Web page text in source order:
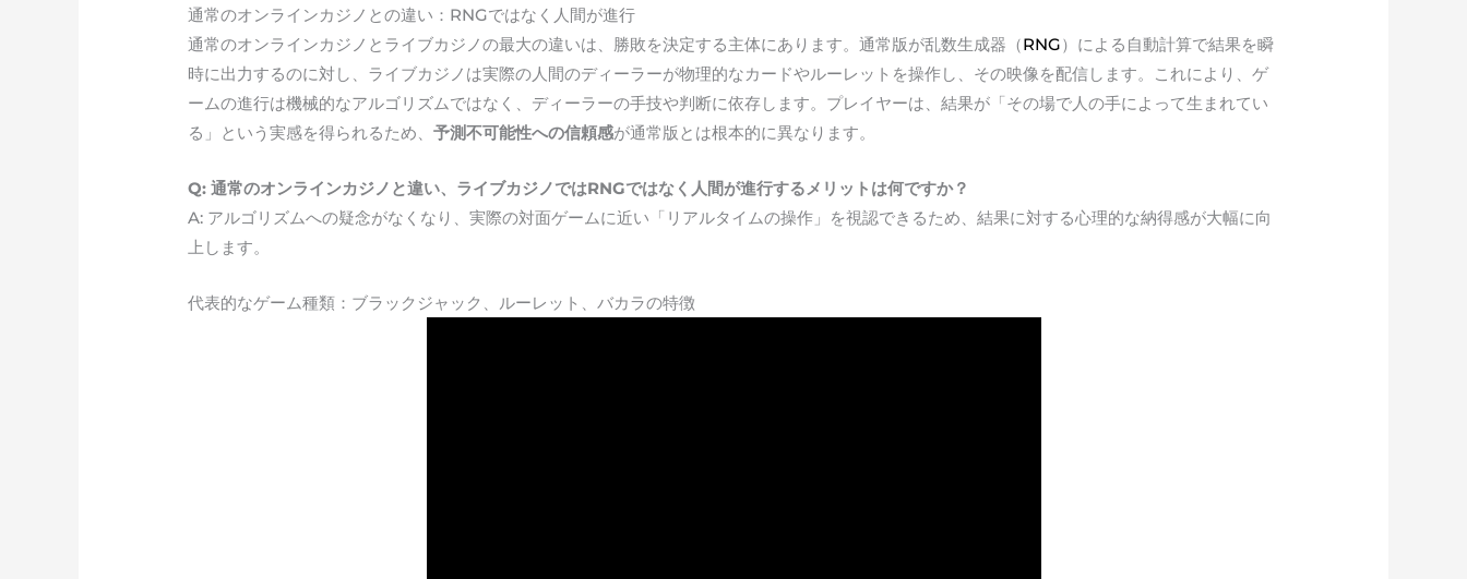
通常のオンラインカジノとの違い：RNGではなく人間が進行
通常のオンラインカジノとライブカジノの最大の違いは、勝敗を決定する主体にあります。通常版が乱数生成器（RNG）による自動計算で結果を瞬
時に出力するのに対し、ライブカジノは実際の人間のディーラーが物理的なカードやルーレットを操作し、その映像を配信します。これにより、ゲ
ームの進行は機械的なアルゴリズムではなく、ディーラーの手技や判断に依存します。プレイヤーは、結果が「その場で人の手によって生まれてい
る」という実感を得られるため、予測不可能性への信頼感が通常版とは根本的に異なります。
Q: 通常のオンラインカジノと違い、ライブカジノではRNGではなく人間が進行するメリットは何ですか？
A: アルゴリズムへの疑念がなくなり、実際の対面ゲームに近い「リアルタイムの操作」を視認できるため、結果に対する心理的な納得感が大幅に向
上します。
代表的なゲーム種類：ブラックジャック、ルーレット、バカラの特徴